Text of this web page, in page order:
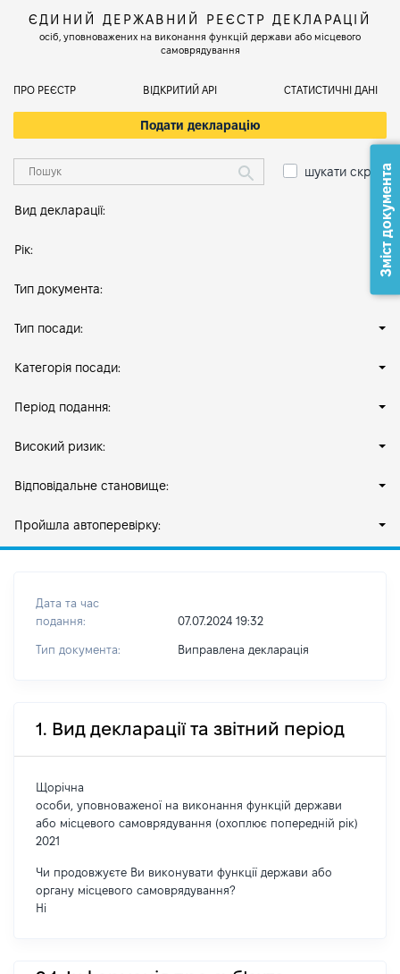
ЄДИНИЙ ДЕРЖАВНИЙ РЕЄСТР ДЕКЛАРАЦІЙ
осіб, уповноважених на виконання функцій держави або місцевого
самоврядування
ПРО РЕЄСТР ВІДКРИТИЙ АРІ СТАТИСТИЧНІ ДАНІ
Подати декларацію
шукати скрізь
Вид декларації:
Рік:
Тип документа:
Тип посади:
Категорія посади:
Період подання:
Високий ризик:
Відповідальне становище:
Пройшла автоперевірку:
Дата та час
подання:
07.07.2024 19:32
Тип документа: Виправлена декларація
1. Вид декларації та звітний період
Щорічна
особи, уповноваженої на виконання функцій держави
або місцевого самоврядування (охоплює попередній рік)
2021
Чи продовжуєте Ви виконувати функції держави або
органу місцевого самоврядування?
Ні
Зміст документа